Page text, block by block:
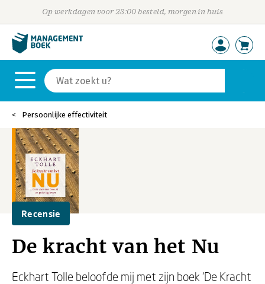
Op werkdagen voor 23:00 besteld, morgen in huis
Persoonlijke effectiviteit
Recensie
De kracht van het Nu
Eckhart Tolle beloofde mij met zijn boek ‘De Kracht